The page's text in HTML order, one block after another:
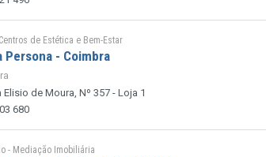
de Estética e Bem-Estar
Persona - Coimbra
Elisio de Moura, Nº 357 - Loja 1
680
- Mediação Imobiliária